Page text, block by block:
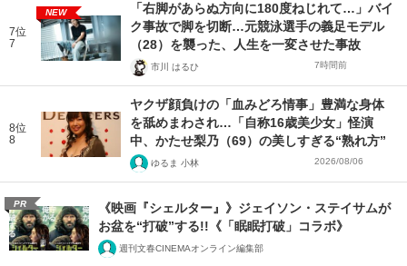
7位
7
NEW
「右脚があらぬ方向に180度ねじれて…」バイ
ク事故で脚を切断…元競泳選手の義足モデル
（28）を襲った、人生を一変させた事故
市川 はるひ 7時間前
8位
8
ヤクザ顔負けの「血みどろ情事」豊満な身体
を舐めまわされ…「自称16歳美少女」怪演
中、かたせ梨乃（69）の美しすぎる“熟れ方”
ゆるま 小林 2026/08/06
PR
《映画『シェルター』》ジェイソン・ステイサムが
お盆を“打破”する!!《「眠眠打破」コラボ》
週刊文春CINEMAオンライン編集部